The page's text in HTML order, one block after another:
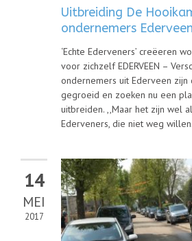
Uitbreiding De
ondernemers Ederveen
‘Echte Ederveners’ creëeren
voor zichzelf EDERVEEN –
ondernemers uit Ederveen
gegroeid en zoeken nu een
uitbreiden. ,,Maar het zijn wel
Ederveners, die niet weg
14
MEI
2017